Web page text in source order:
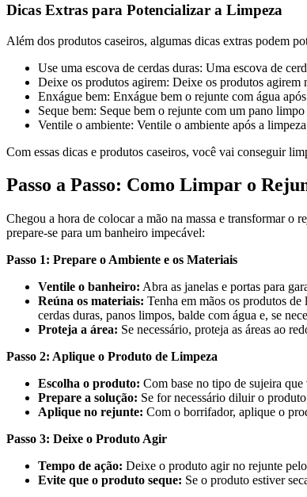
Dicas Extras para Potencializar a Limpeza
Além dos produtos caseiros, algumas dicas extras podem
Use uma escova de cerdas duras: Uma escova de
Deixe os produtos agirem: Deixe os produtos agirem
Enxágue bem: Enxágue bem o rejunte com água
Seque bem: Seque bem o rejunte com um pano
Ventile o ambiente: Ventile o ambiente após a
Com essas dicas e produtos caseiros, você vai conseguir
Passo a Passo: Como Limpar o
Chegou a hora de colocar a mão na massa e transformar o
prepare-se para um banheiro impecável:
Passo 1: Prepare o Ambiente e os Materiais
Ventile o banheiro: Abra as janelas e portas para
Reúna os materiais: Tenha em mãos os produtos
cerdas duras, panos limpos, balde com água e, se
Proteja a área: Se necessário, proteja as áreas ao
Passo 2: Aplique o Produto de Limpeza
Escolha o produto: Com base no tipo de sujeira
Prepare a solução: Se for necessário diluir o
Aplique no rejunte: Com o borrifador, aplique o
Passo 3: Deixe o Produto Agir
Tempo de ação: Deixe o produto agir no rejunte
Evite que o produto seque: Se o produto estiver